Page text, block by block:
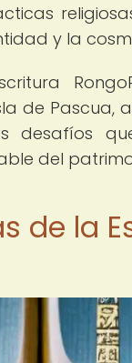
y la
de Pascua,
desafíos
del
de la